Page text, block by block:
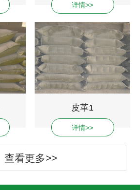
详情>>
皮革1
详情>>
查看更多>>